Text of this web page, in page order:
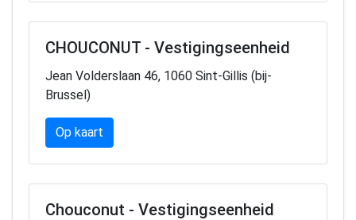
CHOUCONUT - Vestigingseenheid
Jean Volderslaan 46, 1060 Sint-Gillis (bij-
Brussel)
Op kaart
Chouconut - Vestigingseenheid